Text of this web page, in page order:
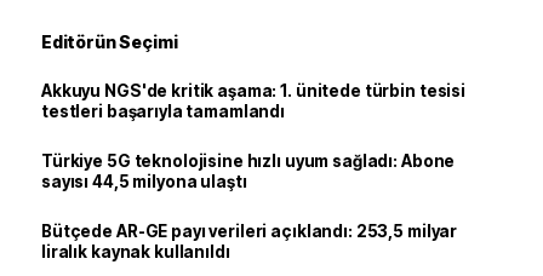
Editörün Seçimi
Akkuyu NGS'de kritik aşama: 1. ünitede türbin tesisi
testleri başarıyla tamamlandı
Türkiye 5G teknolojisine hızlı uyum sağladı: Abone
sayısı 44,5 milyona ulaştı
Bütçede AR-GE payı verileri açıklandı: 253,5 milyar
liralık kaynak kullanıldı